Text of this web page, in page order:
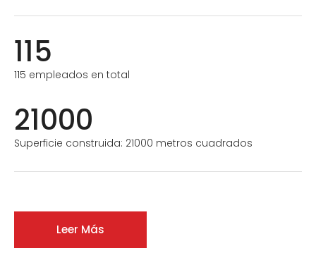
115
115 empleados en total
21000
Superficie construida: 21000 metros cuadrados
Leer Más